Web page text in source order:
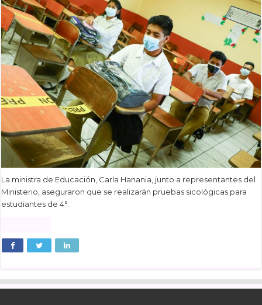
La ministra de Educación, Carla Hanania, junto a representantes del
Ministerio, aseguraron que se realizarán pruebas sicológicas para
estudiantes de 4°.